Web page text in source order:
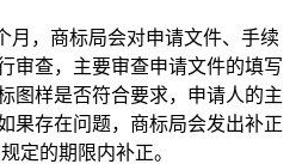
月，商标局会对申请文件、手续
审查，主要审查申请文件的填写
图样是否符合要求，申请人的主
果存在问题，商标局会发出补正
定的期限内补正。